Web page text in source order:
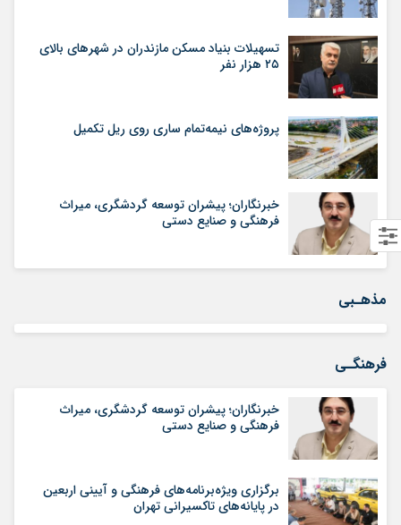
تسهیلات بنیاد مسکن مازندران در شهر‌های بالای
۲۵ هزار نفر
پروژه‌های نیمه‌تمام ساری روی ریل تکمیل
خبرنگاران؛ پیشران توسعه گردشگری، میراث
فرهنگی و صنایع دستی
مذهـبی
فرهنگـی
خبرنگاران؛ پیشران توسعه گردشگری، میراث
فرهنگی و صنایع دستی
برگزاری ویژه‌برنامه‌های فرهنگی و آیینی اربعین
در پایانه‌های تاکسیرانی تهران